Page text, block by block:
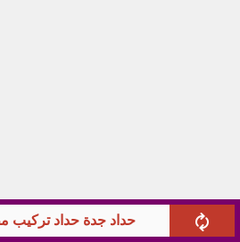
حداد جدة حداد تركيب